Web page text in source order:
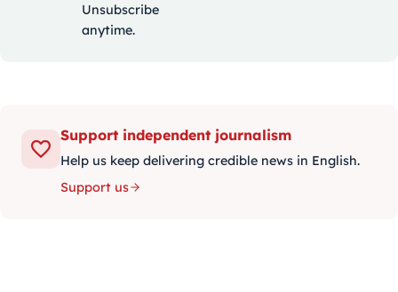
Unsubscribe
anytime.
Support independent journalism
Help us keep delivering credible news in English.
Support us